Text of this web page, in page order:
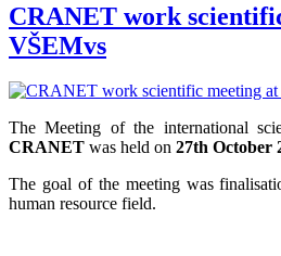
CRANET work
VŠEMvs
The Meeting of the international
CRANET was held on 27th October
The goal of the meeting was
human resource field.